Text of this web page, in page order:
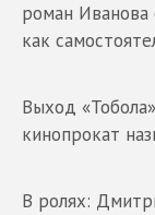
роман
как
Выход
кинопрокат
В ролях: